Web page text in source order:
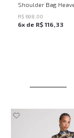
UN
R$ 698 00
6x de R$ 116,33